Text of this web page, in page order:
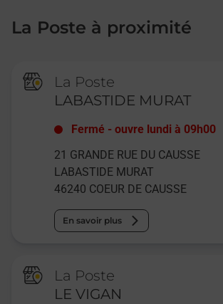
La Poste à proximité
La Poste
LABASTIDE MURAT
Fermé -ouvre lundi à 09h00
21 GRANDE RUE DU CAUSSE
LABASTIDE MURAT
46240 COEUR DE CAUSSE
En savoir plus
La Poste
LE VIGAN